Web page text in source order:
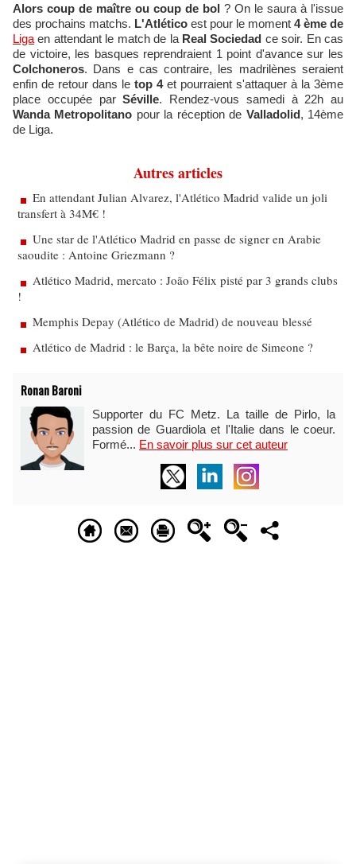
Alors coup de maître ou coup de bol ? On le saura à l'issue
des prochains matchs. L'Atlético est pour le moment 4 ème de
Liga en attendant le match de la Real Sociedad ce soir. En cas
de victoire, les basques reprendraient 1 point d'avance sur les
Colchoneros. Dans e cas contraire, les madrilènes seraient
enfin de retour dans le top 4et pourraient s'attaquer à la 3ème
place occupée parSéville. Rendez-vous samedi à 22h au
Wanda Metropolitano pour la réception de Valladolid, 14ème
de Liga.
Autres articles
En attendant Julian Alvarez, l'Atlético Madrid valide un joli
transfert à 34M€ !
Une star de l'Atlético Madrid en passe de signer en Arabie
saoudite : Antoine Griezmann ?
Atlético Madrid, mercato : João Félix pisté par 3 grands clubs
!
Memphis Depay (Atlético de Madrid) de nouveau blessé
Atlético de Madrid : le Barça, la bête noire de Simeone ?
Ronan Baroni
Supporter du FC Metz. La taille de Pirlo, la
passion de Guardiola et l'Italie dans le coeur.
Formé... En savoir plus sur cet auteur